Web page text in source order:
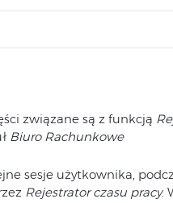
związane są z funkcją
Biuro Rachunkowe
sesje użytkownika,
Rejestrator czasu pracy.